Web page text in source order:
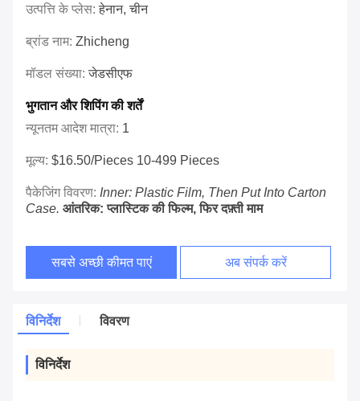
उत्पत्ति के प्लेस:हेनान, चीन
ब्रांड नाम: Zhicheng
मॉडल संख्या:जेडसीएफ
भुगतान और शिपिंग की शर्तें
न्यूनतम आदेश मात्रा: 1
मूल्य: $16.50/pieces 10-499 Pieces
पैकेजिंग विवरण: Inner: Plastic Film, Then Put Into Carton
Case. आंतरिक: प्लास्टिक की फिल्म, फिर दफ़्ती माम
सबसे अच्छी कीमत पाएं अब संपर्क करें
विनिर्देश विवरण
विनिर्देश